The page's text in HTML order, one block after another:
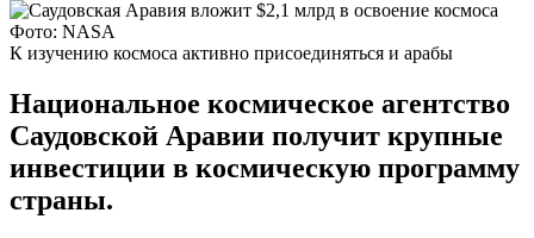
Фото: NASA
К изучению космоса активно присоединяться и арабы
Национальное космическое агентство
Саудовской Аравии получит крупные
инвестиции в космическую программу
страны.